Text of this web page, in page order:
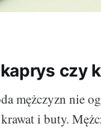
czy
mężczyzn nie
i buty.